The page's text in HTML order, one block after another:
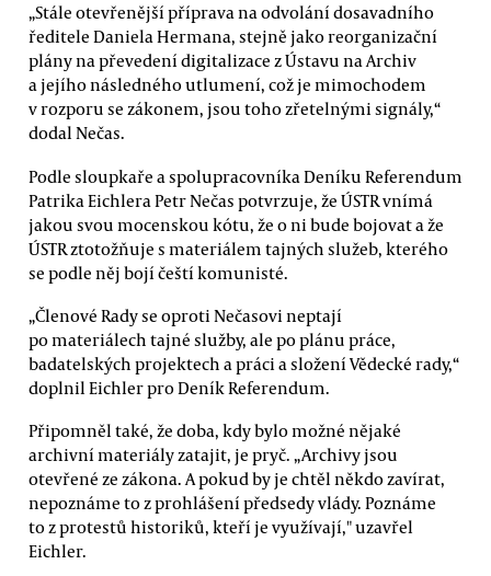
„Stále otevřenější příprava na odvolání dosavadního
ředitele Daniela Hermana, stejně jako reorganizační
plány na převedení digitalizace z Ústavu na Archiv
a jejího následného utlumení, což je mimochodem
v rozporu se zákonem, jsou toho zřetelnými signály,“
dodal Nečas.
Podle sloupkaře a spolupracovníka Deníku Referendum
Patrika Eichlera Petr Nečas potvrzuje, že ÚSTR vnímá
jakou svou mocenskou kótu, že o ni bude bojovat a že
ÚSTR ztotožňuje s materiálem tajných služeb, kterého
se podle něj bojí čeští komunisté.
„Členové Rady se oproti Nečasovi neptají
po materiálech tajné služby, ale po plánu práce,
badatelských projektech a práci a složení Vědecké rady,“
doplnil Eichler pro Deník Referendum.
Připomněl také, že doba, kdy bylo možné nějaké
archivní materiály zatajit, je pryč. „Archivy jsou
otevřené ze zákona. A pokud by je chtěl někdo zavírat,
nepoznáme to z prohlášení předsedy vlády. Poznáme
to z protestů historiků, kteří je využívají," uzavřel
Eichler.